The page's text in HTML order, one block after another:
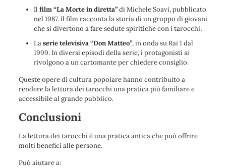
Il film “La Morte in diretta”di Michele Soavi, pubblicato
nel 1987. Il film racconta la storia di un gruppo di giovani
che si divertono a fare sedute spiritiche con i tarocchi;
Laserie televisiva “Don Matteo”, in onda su Rai 1 dal
1999. In diversi episodi della serie, i protagonisti si
rivolgono a un cartomante per chiedere consiglio.
Queste opere di cultura popolare hanno contribuito a
rendere la lettura dei tarocchi una pratica più familiare e
accessibile al grande pubblico.
Conclusioni
La lettura dei tarocchi è una pratica antica che può offrire
molti benefici alle persone.
Può aiutare a: